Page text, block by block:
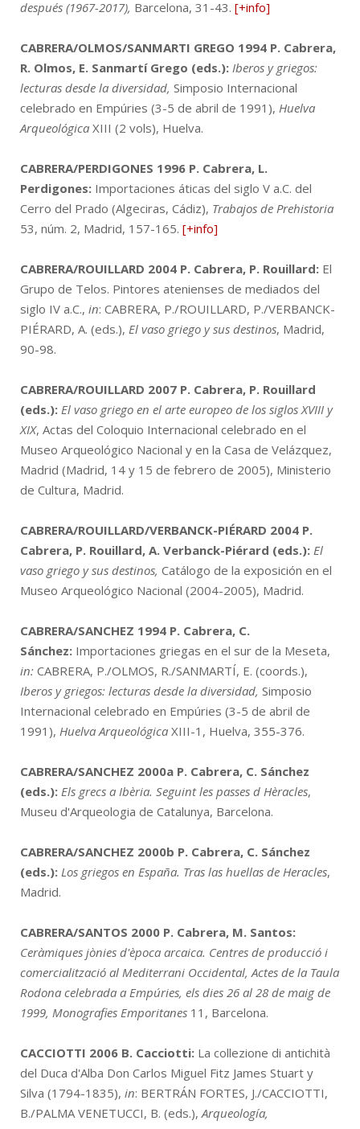
después (1967-2017), Barcelona, 31-43. [+info]
CABRERA/OLMOS/SANMARTI GREGO 1994 P. Cabrera,
R. Olmos, E. Sanmartí Grego (eds.): Iberos y griegos:
lecturas desde la diversidad, Simposio Internacional
celebrado en Empúries (3-5 de abril de 1991), Huelva
Arqueológica XIII (2 vols), Huelva.
CABRERA/PERDIGONES 1996 P. Cabrera, L.
Perdigones: Importaciones áticas del siglo V a.C. del
Cerro del Prado (Algeciras, Cádiz), Trabajos de Prehistoria
53, núm. 2, Madrid, 157-165. [+info]
CABRERA/ROUILLARD 2004 P. Cabrera, P. Rouillard: El
Grupo de Telos. Pintores atenienses de mediados del
siglo IV a.C., in: CABRERA, P./ROUILLARD, P./VERBANCK-
PIÉRARD, A. (eds.), El vaso griego y sus destinos, Madrid,
90-98.
CABRERA/ROUILLARD 2007 P. Cabrera, P. Rouillard
(eds.): El vaso griego en el arte europeo de los siglos XVIII y
XIX, Actas del Coloquio Internacional celebrado en el
Museo Arqueológico Nacional y en la Casa de Velázquez,
Madrid (Madrid, 14 y 15 de febrero de 2005), Ministerio
de Cultura, Madrid.
CABRERA/ROUILLARD/VERBANCK-PIÉRARD 2004 P.
Cabrera, P. Rouillard, A. Verbanck-Piérard (eds.): El
vaso griego y sus destinos, Catálogo de la exposición en el
Museo Arqueológico Nacional (2004-2005), Madrid.
CABRERA/SANCHEZ 1994 P. Cabrera, C.
Sánchez: Importaciones griegas en el sur de la Meseta,
in: CABRERA, P./OLMOS, R./SANMARTÍ, E. (coords.),
Iberos y griegos: lecturas desde la diversidad, Simposio
Internacional celebrado en Empúries (3-5 de abril de
1991), Huelva Arqueológica XIII-1, Huelva, 355-376.
CABRERA/SANCHEZ 2000a P. Cabrera, C. Sánchez
(eds.): Els grecs a Ibèria. Seguint les passes d Hèracles,
Museu d'Arqueologia de Catalunya, Barcelona.
CABRERA/SANCHEZ 2000b P. Cabrera, C. Sánchez
(eds.): Los griegos en España. Tras las huellas de Heracles,
Madrid.
CABRERA/SANTOS 2000 P. Cabrera, M. Santos:
Ceràmiques jònies d'època arcaica. Centres de producció i
comercialització al Mediterrani Occidental, Actes de la Taula
Rodona celebrada a Empúries, els dies 26 al 28 de maig de
1999, Monografies Emporitanes 11, Barcelona.
CACCIOTTI 2006 B. Cacciotti: La collezione di antichità
del Duca d'Alba Don Carlos Miguel Fitz James Stuart y
Silva (1794-1835), in: BERTRÁN FORTES, J./CACCIOTTI,
B./PALMA VENETUCCI, B. (eds.), Arqueología,